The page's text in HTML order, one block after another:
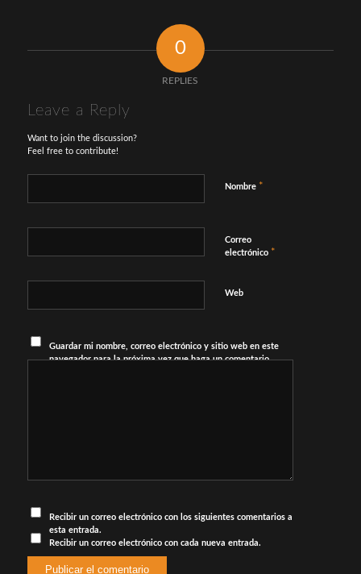
0
REPLIES
Leave a Reply
Want to join the discussion?
Feel free to contribute!
Nombre *
Correo
electrónico *
Web
Guardar mi nombre, correo electrónico y sitio web en este
navegador para la próxima vez que haga un comentario.
Recibir un correo electrónico con los siguientes comentarios a
esta entrada.
Recibir un correo electrónico con cada nueva entrada.